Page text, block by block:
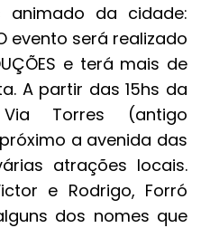
animado da cidade:
O evento será realizado
e terá mais de
A partir das 15hs da
Torres (antigo
a avenida das
atrações locais.
e Rodrigo, Forró
dos nomes que